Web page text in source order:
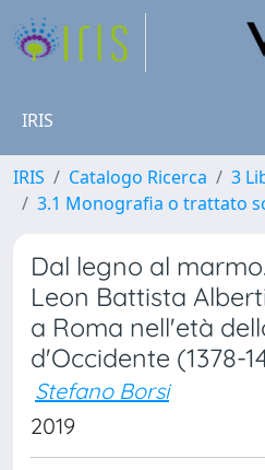
IRIS
IRIS Catalogo Ricerca
3
3.1 Monografia o trattato
Dal legno al
Leon Battista
a Roma nell'età
d'Occidente (1378-
Stefano Borsi
2019